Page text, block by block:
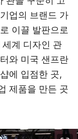
업의 브랜드 가
이끌 발판으로
계 디자인 관
와 미국 샌프란
에 입점한 곳,
제품을 만든 곳